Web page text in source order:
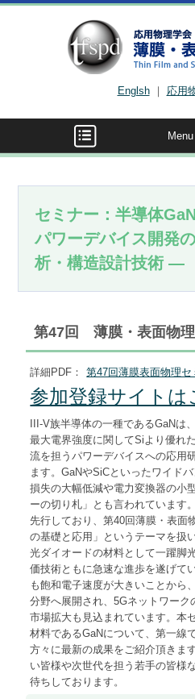
Englsh｜ 応用
Menu
セミナー：半導体
パワーデバイス開発
析・構造設計技術 ―
第47回 薄膜・表面物
詳細PDF： 第47回薄膜表面物理
参加登録サイトは
III-V族半導体の一種であるGaNは
最大電界強度に関してSiより優れ
流を担うパワーデバイスへの応用
ます。GaNやSiCといったワイド
損失の大幅低減や電力変換器の小
ーの切り札」とも言われています
先行しており、第40回薄膜・表面
の基礎と応用」というテーマを扱
光ダイオードの材料として一躍脚
価技術ともに急速な進歩を遂げて
も飽和電子速度が大きいことから
分野へ展開され、5Gネットワー
市場拡大も見込まれています。本
材料であるGaNについて、第一線
方々に最新の成果をご紹介頂きま
い皆様や次世代を担う若手の皆様
待ちしております。